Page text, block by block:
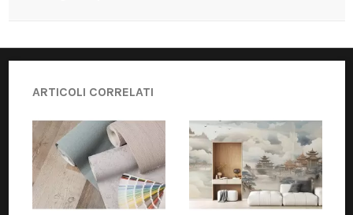
ARTICOLI CORRELATI